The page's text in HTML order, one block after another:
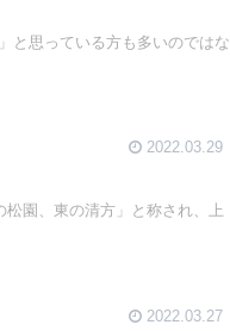
と思っている方も多いのではな
2022.03.29
園、東の清方」と称され、上
2022.03.27